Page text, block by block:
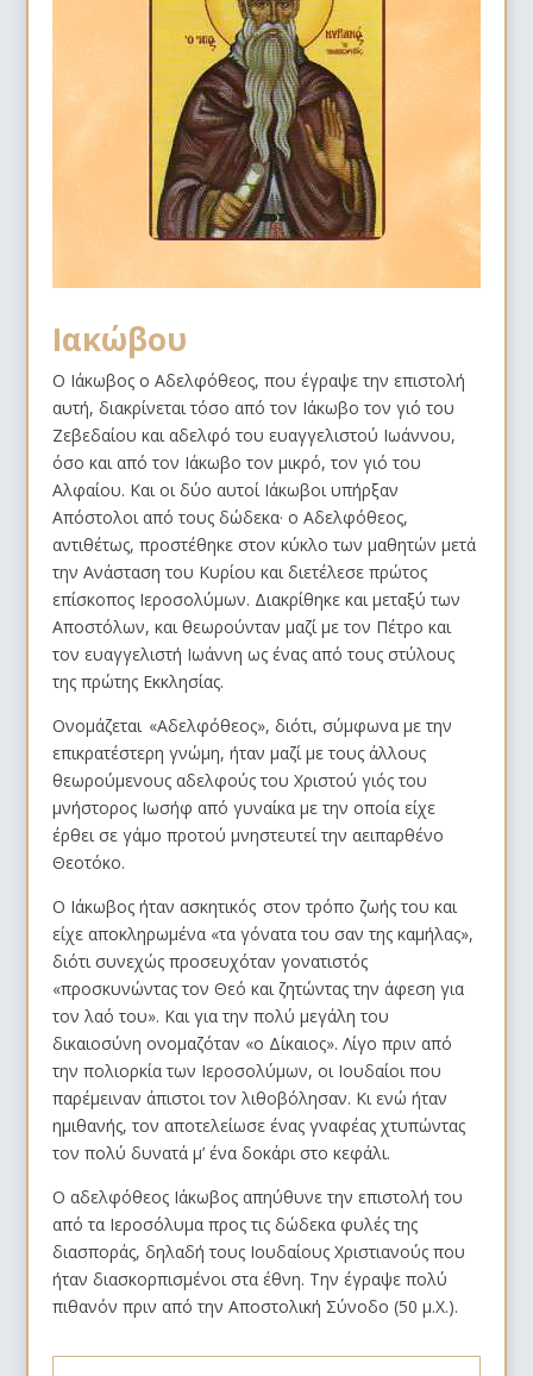
Ιακώβου
Ο Ιάκωβος ο Αδελφόθεος, που έγραψε την επιστολή
αυτή, διακρίνεται τόσο από τον Ιάκωβο τον γιό του
Ζεβεδαίου και αδελφό του ευαγγελιστού Ιωάννου,
όσο και από τον Ιάκωβο τον μικρό, τον γιό του
Αλφαίου. Και οι δύο αυτοί Ιάκωβοι υπήρξαν
Απόστολοι από τους δώδεκα· ο Αδελφόθεος,
αντιθέτως, προστέθηκε στον κύκλο των μαθητών μετά
την Ανάσταση του Κυρίου και διετέλεσε πρώτος
επίσκοπος Ιεροσολύμων. Διακρίθηκε και μεταξύ των
Αποστόλων, και θεωρούνταν μαζί με τον Πέτρο και
τον ευαγγελιστή Ιωάννη ως ένας από τους στύλους
της πρώτης Εκκλησίας.
Ονομάζεται «Αδελφόθεος», διότι, σύμφωνα με την
επικρατέστερη γνώμη, ήταν μαζί με τους άλλους
θεωρούμενους αδελφούς του Χριστού γιός του
μνήστορος Ιωσήφ από γυναίκα με την οποία είχε
έρθει σε γάμο προτού μνηστευτεί την αειπαρθένο
Θεοτόκο.
Ο Ιάκωβος ήταν ασκητικός στον τρόπο ζωής του και
είχε αποκληρωμένα «τα γόνατα του σαν της καμήλας»,
διότι συνεχώς προσευχόταν γονατιστός
«προσκυνώντας τον Θεό και ζητώντας την άφεση για
τον λαό του». Και για την πολύ μεγάλη του
δικαιοσύνη ονομαζόταν «ο Δίκαιος». Λίγο πριν από
την πολιορκία των Ιεροσολύμων, οι Ιουδαίοι που
παρέμειναν άπιστοι τον λιθοβόλησαν. Κι ενώ ήταν
ημιθανής, τον αποτελείωσε ένας γναφέας χτυπώντας
τον πολύ δυνατά μ’ ένα δοκάρι στο κεφάλι.
Ο αδελφόθεος Ιάκωβος απηύθυνε την επιστολή του
από τα Ιεροσόλυμα προς τις δώδεκα φυλές της
διασποράς, δηλαδή τους Ιουδαίους Χριστιανούς που
ήταν διασκορπισμένοι στα έθνη. Την έγραψε πολύ
πιθανόν πριν από την Αποστολική Σύνοδο (50 μ.Χ.).